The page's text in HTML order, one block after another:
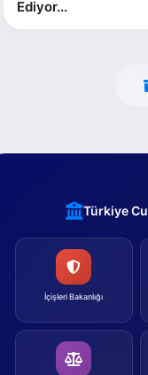
Ediyor...
Türkiye
İçişleri Bakanlığı